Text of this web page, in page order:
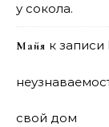
у сокола.
Майя к записи
свой дом